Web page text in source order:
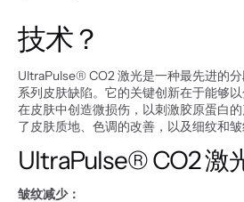
技术？
UltraPulse® CO2 激光是一种最先进的
系列皮肤缺陷。它的关键创新在于能够
在皮肤中创造微损伤，以刺激胶原蛋白
了皮肤质地、色调的改善，以及细纹和皱
UltraPulse® CO2 激
皱纹减少：